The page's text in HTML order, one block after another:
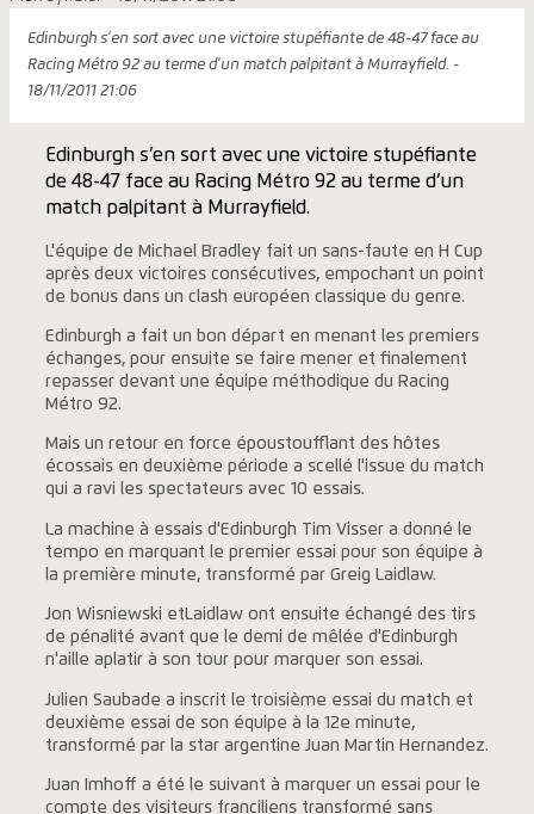
Edinburgh s'en sort avec une victoire stupéfiante de 48-47 face au
Racing Métro 92 au terme d'un match palpitant à Murrayfield. -
18/11/2011 21:06
Edinburgh s’en sort avec une victoire stupéfiante
de 48-47 face au Racing Métro 92 au terme d’un
match palpitant à Murrayfield.
L'équipe de Michael Bradley fait un sans-faute en H Cup
après deux victoires consécutives, empochant un point
de bonus dans un clash européen classique du genre.
Edinburgh a fait un bon départ en menant les premiers
échanges, pour ensuite se faire mener et finalement
repasser devant une équipe méthodique du Racing
Métro 92.
Mais un retour en force époustoufflant des hôtes
écossais en deuxième période a scellé l'issue du match
qui a ravi les spectateurs avec 10 essais.
La machine à essais d'Edinburgh Tim Visser a donné le
tempo en marquant le premier essai pour son équipe à
la première minute, transformé par Greig Laidlaw.
Jon Wisniewski etLaidlaw ont ensuite échangé des tirs
de pénalité avant que le demi de mêlée d'Edinburgh
n'aille aplatir à son tour pour marquer son essai.
Julien Saubade a inscrit le troisième essai du match et
deuxième essai de son équipe à la 12e minute,
transformé par la star argentine Juan Martin Hernandez.
Juan Imhoff a été le suivant à marquer un essai pour le
compte des visiteurs franciliens transformé sans